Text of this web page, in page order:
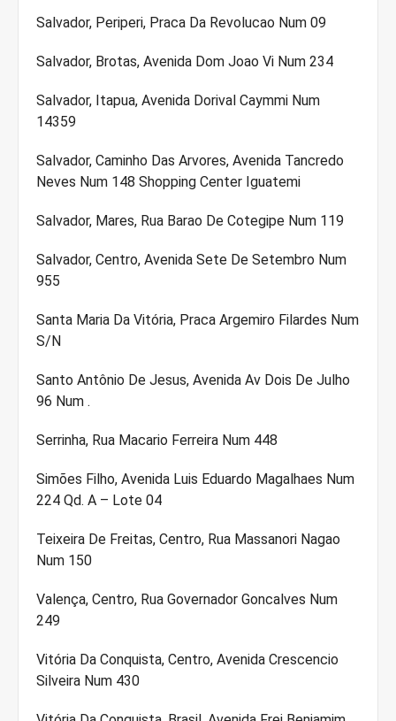
Salvador, Periperi, Praca Da Revolucao Num 09
Salvador, Brotas, Avenida Dom Joao Vi Num 234
Salvador, Itapua, Avenida Dorival Caymmi Num
14359
Salvador, Caminho Das Arvores, Avenida Tancredo
Neves Num 148 Shopping Center Iguatemi
Salvador, Mares, Rua Barao De Cotegipe Num 119
Salvador, Centro, Avenida Sete De Setembro Num
955
Santa Maria Da Vitória, Praca Argemiro Filardes Num
S/N
Santo Antônio De Jesus, Avenida Av Dois De Julho
96 Num .
Serrinha, Rua Macario Ferreira Num 448
Simões Filho, Avenida Luis Eduardo Magalhaes Num
224 Qd. A – Lote 04
Teixeira De Freitas, Centro, Rua Massanori Nagao
Num 150
Valença, Centro, Rua Governador Goncalves Num
249
Vitória Da Conquista, Centro, Avenida Crescencio
Silveira Num 430